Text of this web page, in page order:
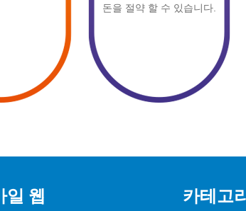
돈을 절약 할 수 있습니다.
일 웹 카테고리